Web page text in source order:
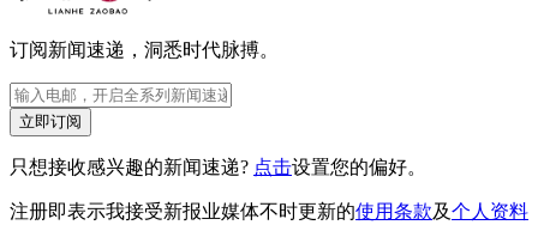
订阅新闻速递，洞悉时代脉搏。
立即订阅
只想接收感兴趣的新闻速递? 点击设置您的偏好。
注册即表示我接受新报业媒体不时更新的使用条款及个人资料